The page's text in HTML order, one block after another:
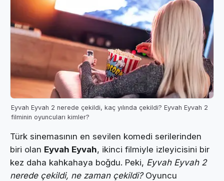
Eyvah Eyvah 2 nerede çekildi, kaç yılında çekildi? Eyvah Eyvah 2
filminin oyuncuları kimler?
Türk sinemasının en sevilen komedi serilerinden
biri olan Eyvah Eyvah, ikinci filmiyle izleyicisini bir
kez daha kahkahaya boğdu. Peki, Eyvah Eyvah 2
nerede çekildi, ne zaman çekildi?Oyuncu